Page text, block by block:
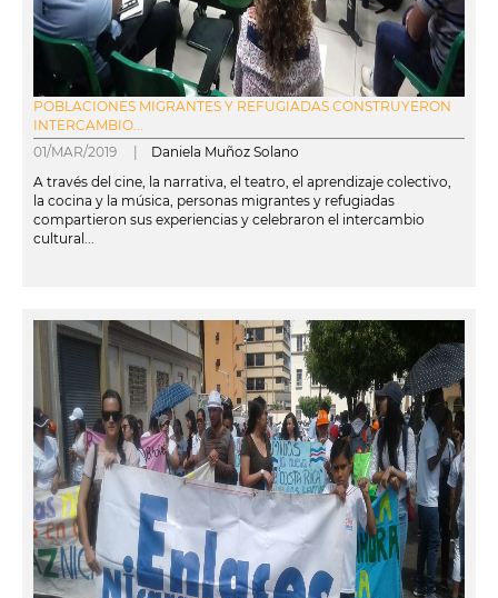
POBLACIONES MIGRANTES Y REFUGIADAS CONSTRUYERON
INTERCAMBIO...
01/MAR/2019 | Daniela Muñoz Solano
A través del cine, la narrativa, el teatro, el aprendizaje colectivo,
la cocina y la música, personas migrantes y refugiadas
compartieron sus experiencias y celebraron el intercambio
cultural...